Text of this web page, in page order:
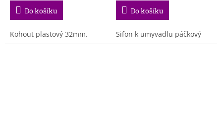
Do košíku
Kohout plastový 32mm.
Do košíku
Sifon k umyvadlu páčkový